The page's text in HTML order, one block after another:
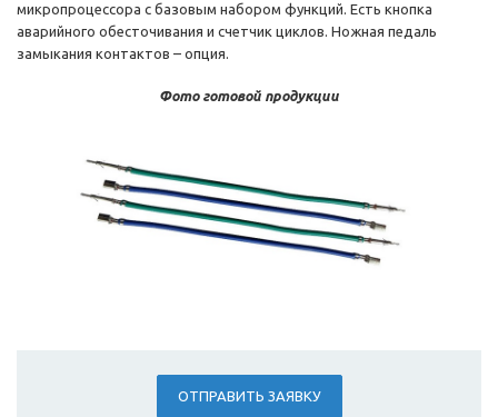
микропроцессора с базовым набором функций. Есть кнопка
аварийного обесточивания и счетчик циклов. Ножная педаль
замыкания контактов – опция.
Фото готовой продукции
ОТПРАВИТЬ ЗАЯВКУ